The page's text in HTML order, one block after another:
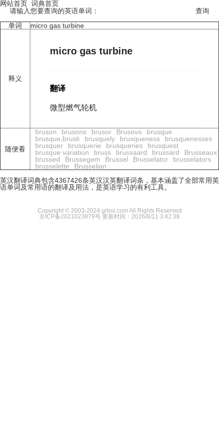
网站首页 词典首页
请输入您要查询的英语单词：
单词
micro gas turbine
释义
micro gas turbine
翻译
微型燃气轮机
随便看
bruson brusons brusor Brusovo
brusque
brusque,brusk
brusquely brusqueness
brusquenesses
brusquer
brusquerie brusqueries
brusquest
brusque variation
bruss brussaard brussard
Brusseaux
brussed
Brussegem Brussel Brusselator
brusselators
brusselette
Brusselian
英汉翻译词典包含4367426条英汉汉英翻译词条，基本涵盖了全部常用英
语单词及常用语的翻译及用法，是英语学习的有利工具。
Copyright © 2003-2024 grboi.com All Rights Reserved
京ICP备2021023879号 更新时间：2026/8/11 3:42:38